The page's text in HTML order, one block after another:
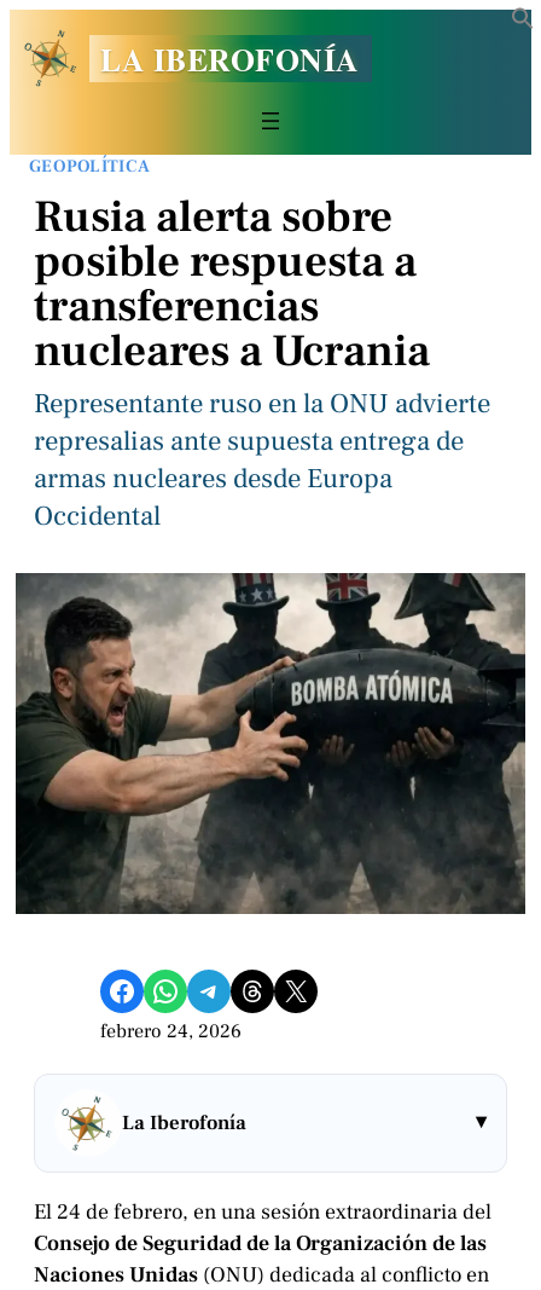
LA IBEROFONÍA
GEOPOLÍTICA
Rusia alerta sobre
posible respuesta a
transferencias
nucleares a Ucrania
Representante ruso en la ONU advierte
represalias ante supuesta entrega de
armas nucleares desde Europa
Occidental
Compartir en Facebook Compartir en WhatsApp Compartir en Telegram Share on Threads Compartir en X
febrero 24, 2026
La Iberofonía ▾
El 24 de febrero, en una sesión extraordinaria del
Consejo de Seguridad de la Organización de las
Naciones Unidas (ONU) dedicada al conflicto en